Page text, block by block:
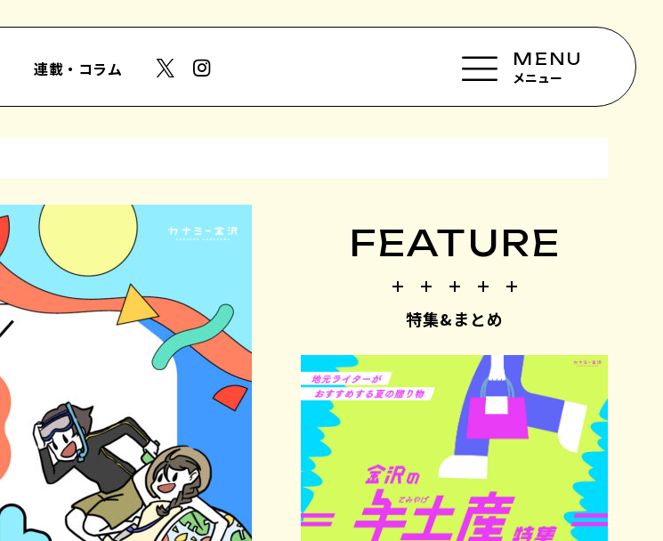
連載・コラム MENU
メニュー
FEATURE
特集&まとめ